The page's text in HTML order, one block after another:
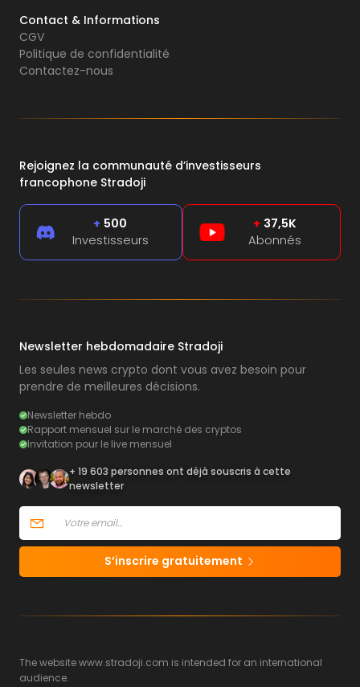
Contact & Informations
CGV
Politique de confidentialité
Contactez-nous
Rejoignez la communauté d’investisseurs
francophone Stradoji
+ 500
Investisseurs
+ 37,5K
Abonnés
Newsletter hebdomadaire Stradoji
Les seules news crypto dont vous avez besoin pour
prendre de meilleures décisions.
Newsletter hebdo
Rapport mensuel sur le marché des cryptos
Invitation pour le live mensuel
+ 19 603 personnes ont déjà souscris à cette
newsletter
S’inscrire gratuitement
The website www.stradoji.com is intended for an international
audience.